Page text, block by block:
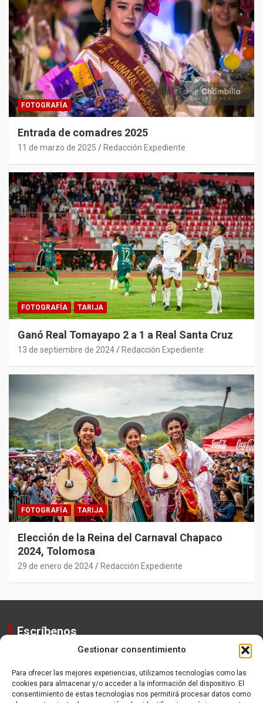
Gestionar consentimiento
Para ofrecer las mejores experiencias, utilizamos tecnologías como las
cookies para almacenar y/o acceder a la información del dispositivo. El
consentimiento de estas tecnologías nos permitirá procesar datos como
FOTOGRAFÍA
Entrada de comadres 2025
11 de marzo de 2025 Redacción Expediente
FOTOGRAFÍA TARIJA
Ganó Real Tomayapo 2 a 1 a Real Santa Cruz
13 de septiembre de 2024 Redacción Expediente
FOTOGRAFÍA TARIJA
Elección de la Reina del Carnaval Chapaco
2024, Tolomosa
29 de enero de 2024 Redacción Expediente
Escríbenos
Equipo
Política de Privacidad